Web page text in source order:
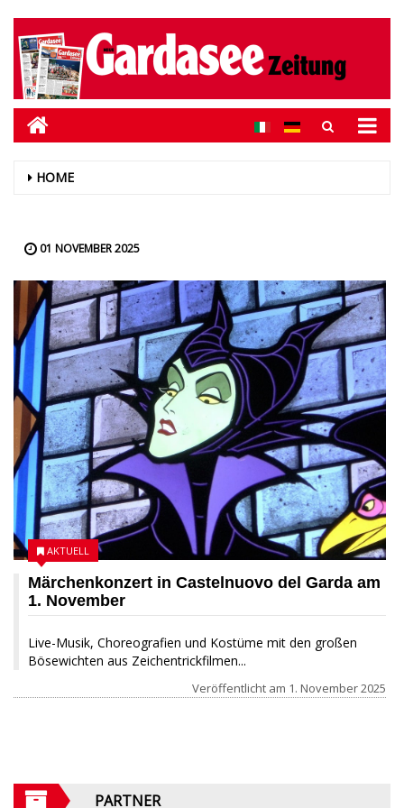
HOME
01 NOVEMBER 2025
Märchenkonzert in Castelnuovo del Garda am
1. November
Live-Musik, Choreografien und Kostüme mit den großen
Bösewichten aus Zeichentrickfilmen...
AKTUELL
Veröffentlicht am 1. November 2025
PARTNER